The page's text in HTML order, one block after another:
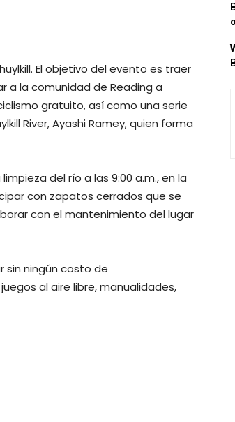
El objetivo del evento es traer
a la comunidad de Reading a
gratuito, así como una serie
River, Ayashi Ramey, quien forma
del río a las 9:00 a.m., en la
con zapatos cerrados que se
con el mantenimiento del lugar
sin ningún costo de
al aire libre, manualidades,